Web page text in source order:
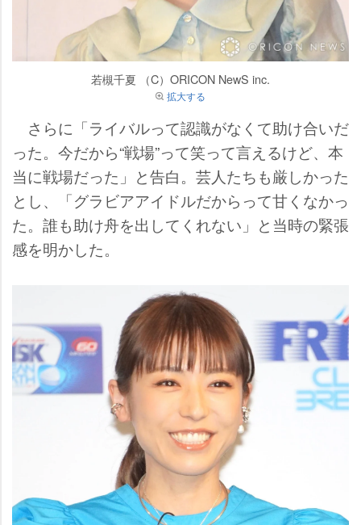
若槻千夏 （C）ORICON NewS inc.
拡大する
さらに「ライバルって認識がなくて助け合いだ
った。今だから“戦場”って笑って言えるけど、本
当に戦場だった」と告白。芸人たちも厳しかった
とし、「グラビアアイドルだからって甘くなかっ
た。誰も助け舟を出してくれない」と当時の緊張
感を明かした。